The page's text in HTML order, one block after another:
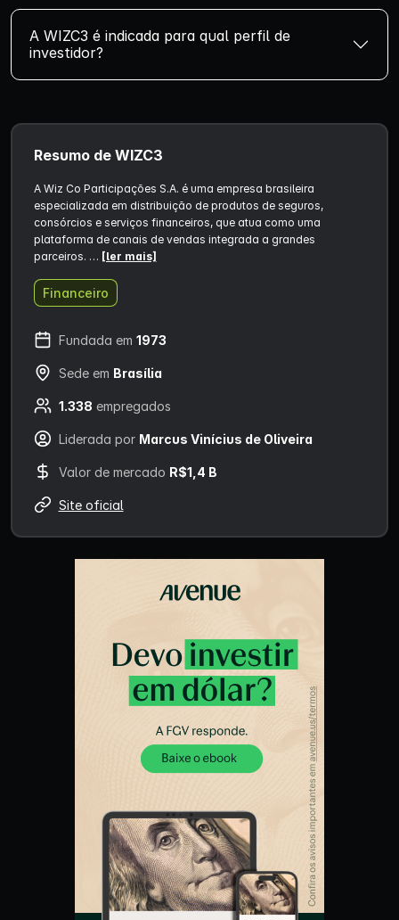
A WIZC3 é indicada para qual perfil de
investidor?
Resumo de WIZC3
A Wiz Co Participações S.A. é uma empresa brasileira
especializada em distribuição de produtos de seguros,
consórcios e serviços financeiros, que atua como uma
plataforma de canais de vendas integrada a grandes
parceiros. … [ler mais]
Financeiro
Fundada em 1973
Sede em Brasília
1.338 empregados
Liderada por Marcus Vinícius de Oliveira
Valor de mercado R$1,4 B
Site oficial